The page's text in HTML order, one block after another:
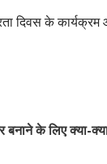
दिवस के कार्यक्रम
के लिए क्या-क्या